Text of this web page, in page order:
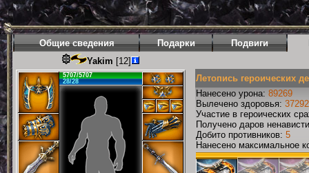
Общие сведения Подарки Подвиги
Yakim [12]
5707/5707
28/28
Летопись героических
Нанесено урона: 89269
Вылечено здоровья: 37292
Участие в героических
Получено даров
Добито противников: 5
Нанесено максимальное